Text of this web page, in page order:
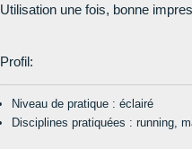
Utilisation une fois, bonne
Profil:
Niveau de pratique : éclairé
Disciplines pratiquées : running,